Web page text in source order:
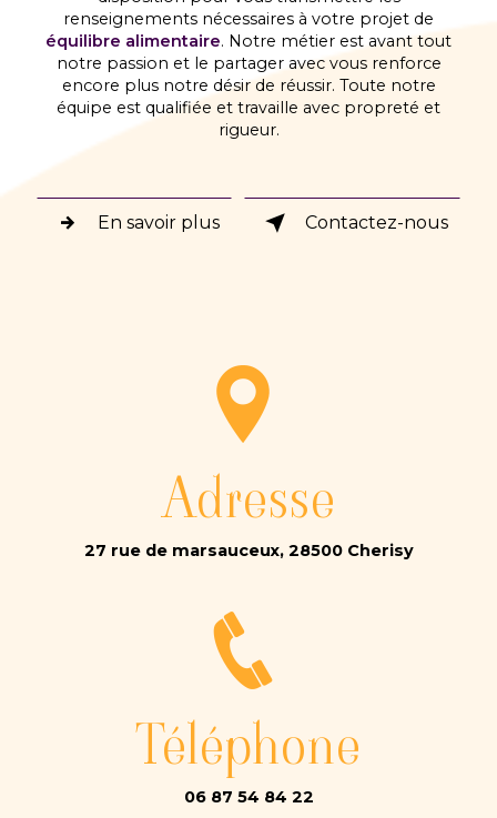
renseignements nécessaires à votre projet de
équilibre alimentaire. Notre métier est avant tout
notre passion et le partager avec vous renforce
encore plus notre désir de réussir. Toute notre
équipe est qualifiée et travaille avec propreté et
rigueur.
En savoir plus Contactez-nous
Adresse
27 rue de marsauceux, 28500 Cherisy
Téléphone
06 87 54 84 22